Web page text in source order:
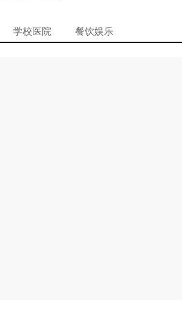
学校医院 餐饮娱乐